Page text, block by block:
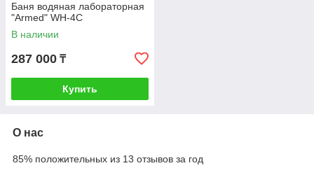
Баня водяная лабораторная
"Armed" WH-4C
В наличии
287 000 ₸
Купить
О нас
85% положительных из 13 отзывов за год